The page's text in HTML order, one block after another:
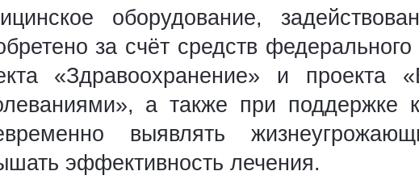
оборудование,
за счёт средств
«Здравоохранение» и проекта
а также при поддержке
выявлять
эффективность лечения.